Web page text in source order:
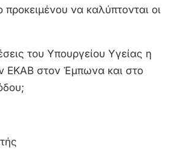
προκειμένου να καλύπτονται οι
του Υπουργείου Υγείας η
ΕΚΑΒ στον Έμπωνα και στο